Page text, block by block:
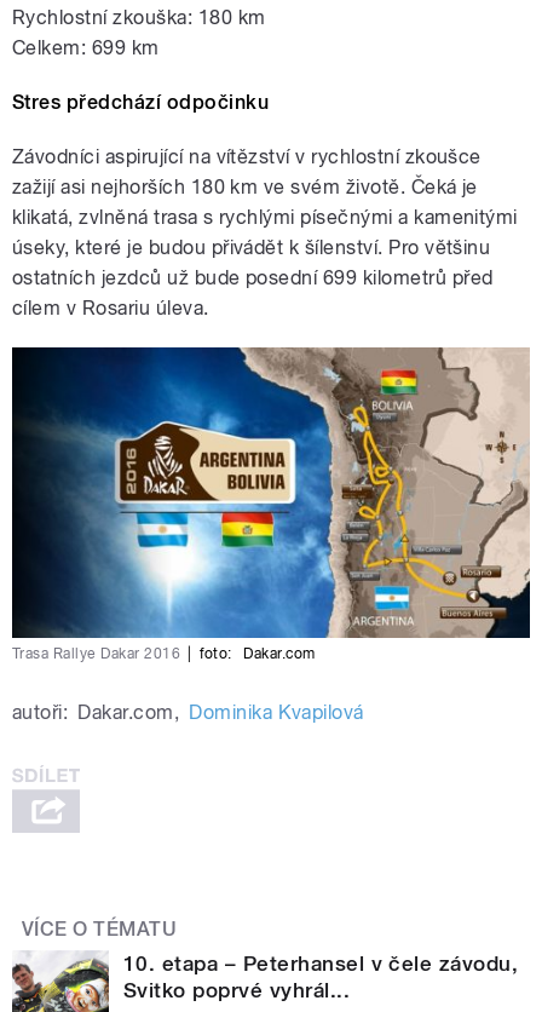
Rychlostní zkouška: 180 km
Celkem: 699 km
Stres předchází odpočinku
Závodníci aspirující na vítězství v rychlostní zkoušce
zažijí asi nejhorších 180 km ve svém životě. Čeká je
klikatá, zvlněná trasa s rychlými písečnými a kamenitými
úseky, které je budou přivádět k šílenství. Pro většinu
ostatních jezdců už bude posední 699 kilometrů před
cílem v Rosariu úleva.
Trasa Rallye Dakar 2016 foto: Dakar.com
autoři: Dakar.com, Dominika Kvapilová
VÍCE O TÉMATU
10. etapa – Peterhansel v čele závodu,
Svitko poprvé vyhrál...